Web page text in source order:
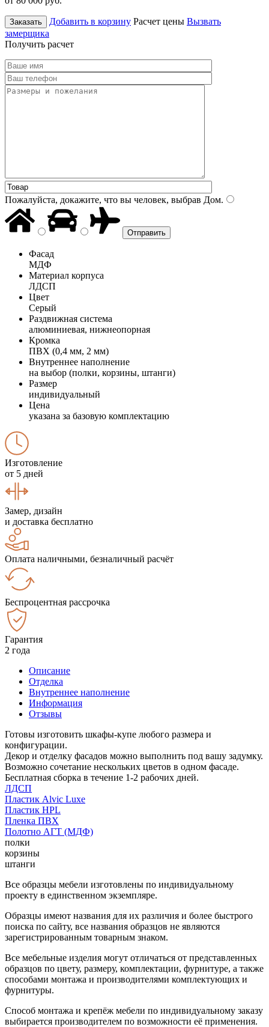
Заказать Добавить в корзину Расчет цены Вызвать
замерщика
Получить расчет
Пожалуйста, докажите, что вы человек, выбрав Дом.
Фасад
МДФ
Материал корпуса
ЛДСП
Цвет
Серый
Раздвижная система
алюминиевая, нижнеопорная
Кромка
ПВХ (0,4 мм, 2 мм)
Внутреннее наполнение
на выбор (полки, корзины, штанги)
Размер
индивидуальный
Цена
указана за базовую комплектацию
Изготовление
от 5 дней
Замер, дизайн
и доставка бесплатно
Оплата наличными, безналичный расчёт
Беспроцентная рассрочка
Гарантия
2 года
Описание
Отделка
Внутреннее наполнение
Информация
Отзывы
Готовы изготовить шкафы-купе любого размера и
конфигурации.
Декор и отделку фасадов можно выполнить под вашу задумку.
Возможно сочетание нескольких цветов в одном фасаде.
Бесплатная сборка в течение 1-2 рабочих дней.
ЛДСП
Пластик Alvic Luxe
Пластик HPL
Пленка ПВХ
Полотно АГТ (МДФ)
полки
корзины
штанги
Все образцы мебели изготовлены по индивидуальному
проекту в единственном экземпляре.
Образцы имеют названия для их различия и более быстрого
поиска по сайту, все названия образцов не являются
зарегистрированным товарным знаком.
Все мебельные изделия могут отличаться от представленных
образцов по цвету, размеру, комплектации, фурнитуре, а также
способами монтажа и производителями комплектующих и
фурнитуры.
Способ монтажа и крепёж мебели по индивидуальному заказу
выбирается производителем по возможности её применения.